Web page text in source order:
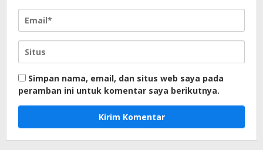
Simpan nama, email, dan situs web saya pada
peramban ini untuk komentar saya berikutnya.